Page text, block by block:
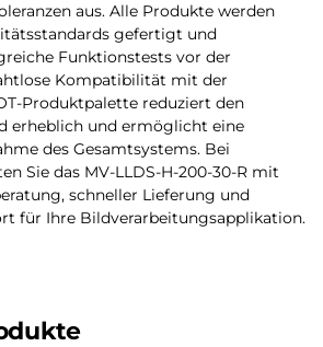
aus. Alle Produkte werden
gefertigt und
Funktionstests vor der
Kompatibilität mit der
Produktpalette reduziert den
erheblich und ermöglicht eine
des Gesamtsystems. Bei
Sie das MV-LLDS-H-200-30-R mit
schneller Lieferung und
für Ihre Bildverarbeitungsapplikation.